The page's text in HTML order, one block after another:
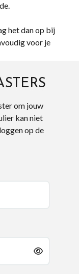
het dan op bij
voor je
om jouw
kan niet
op de